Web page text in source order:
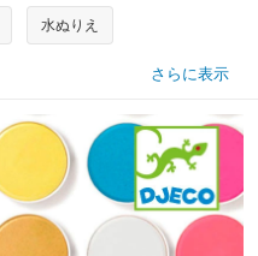
水ぬりえ
さらに表示